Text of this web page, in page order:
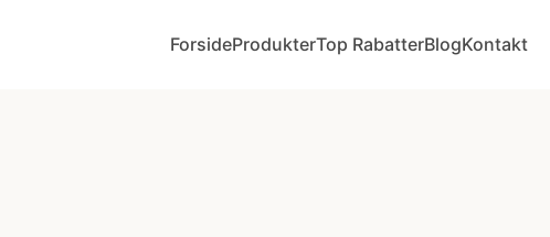
ForsideProdukterTop RabatterBlogKontakt